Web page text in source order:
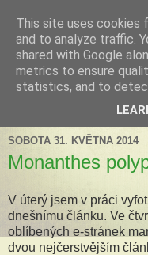
Tillandsia
Tillandsie a další
k našim velkým
SOBOTA 31. KVĚTNA 2014
Monanthes
V úterý jsem v práci
dnešnímu článku. Ve
oblíbených e-stránek
dvou nejčerstvějším
This site uses cookies
and to analyze traffic.
shared with Google
metrics to ensure
statistics, and to